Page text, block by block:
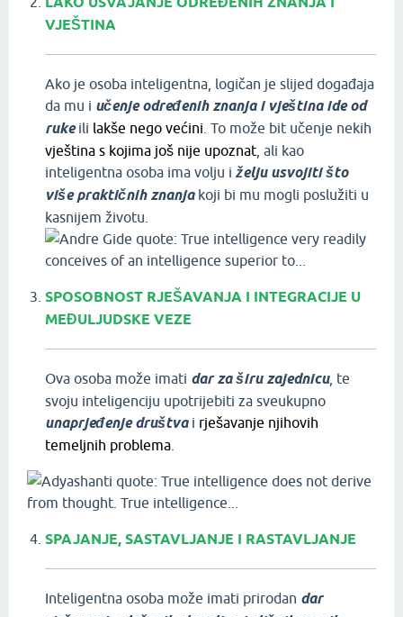
VJEŠTINA
Ako je osoba inteligentna, logičan je slijed događaja
da mu i učenje određenih znanja i vještina ide od
rukeili lakše nego većini . To može bit učenje nekih
vještina s kojima još nije upoznat , ali kao
inteligentna osoba ima volju i želju usvojiti što
više praktičnih znanja koji bi mu mogli poslužiti u
kasnijem životu.
SPOSOBNOST RJEŠAVANJA I INTEGRACIJE U
MEĐULJUDSKE VEZE
Ova osoba može imati dar za širu zajednicu, te
svoju inteligenciju upotrijebiti za sveukupno
unaprjeđenje društvai rješavanje njihovih
temeljnih problema
SPAJANJE, SASTAVLJANJE I RASTAVLJANJE
Inteligentna osoba može imati prirodan dar